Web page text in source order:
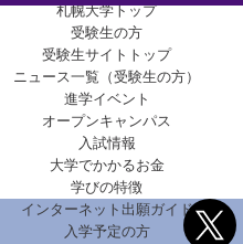
札幌大学トップ
受験生の方
受験生サイトトップ
ニュース一覧（受験生の方）
進学イベント
オープンキャンパス
入試情報
大学でかかるお金
学びの特徴
インターネット出願ガイド
入学予定の方